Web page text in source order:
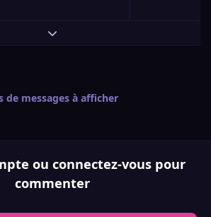
Développer l'aperçu du sujet
de messages à afficher
ou connectez-vous pour
commenter